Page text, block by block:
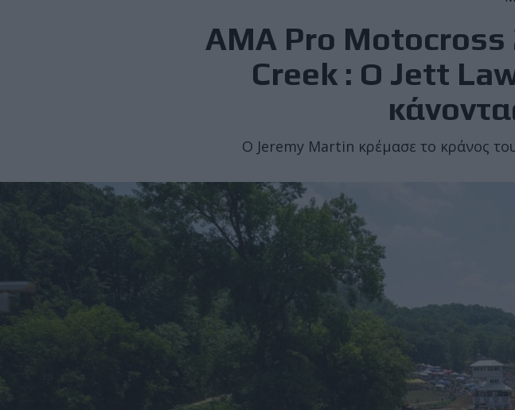
AMA Pro Motocross
Creek : Ο Jett
Ο Jeremy Martin κρέμασε το κράνος